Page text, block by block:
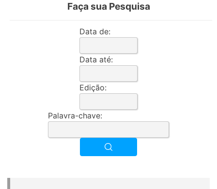
Faça sua Pesquisa
Data de:
Data até:
Edição:
Palavra-chave: